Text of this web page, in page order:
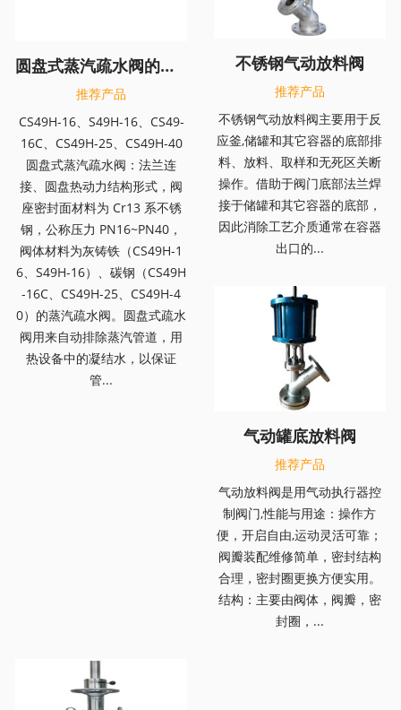
圆盘式蒸汽疏水阀的定义和工作原理
推荐产品
CS49H-16、S49H-16、CS49-
16C、CS49H-25、CS49H-40
圆盘式蒸汽疏水阀：法兰连
接、圆盘热动力结构形式，阀
座密封面材料为 Cr13 系不锈
钢，公称压力 PN16~PN40，
阀体材料为灰铸铁（CS49H-1
6、S49H-16）、碳钢（CS49H
-16C、CS49H-25、CS49H-4
0）的蒸汽疏水阀。圆盘式疏水
阀用来自动排除蒸汽管道，用
热设备中的凝结水，以保证
管...
不锈钢气动放料阀
推荐产品
不锈钢气动放料阀主要用于反
应釜,储罐和其它容器的底部排
料、放料、取样和无死区关断
操作。借助于阀门底部法兰焊
接于储罐和其它容器的底部，
因此消除工艺介质通常在容器
出口的...
气动罐底放料阀
推荐产品
气动放料阀是用气动执行器控
制阀门,性能与用途：操作方
便，开启自由,运动灵活可靠；
阀瓣装配维修简单，密封结构
合理，密封圈更换方便实用。
结构：主要由阀体，阀瓣，密
封圈，...